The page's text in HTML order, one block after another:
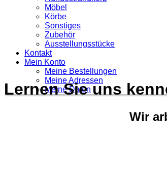
Möbel
Körbe
Sonstiges
Zubehör
Ausstellungsstücke
Kontakt
Mein Konto
Meine Bestellungen
Meine Adressen
Meine Daten
Lernen Sie uns
Wir